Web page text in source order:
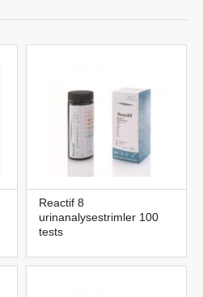
Reactif 8
urinanalysestrimler 100
tests